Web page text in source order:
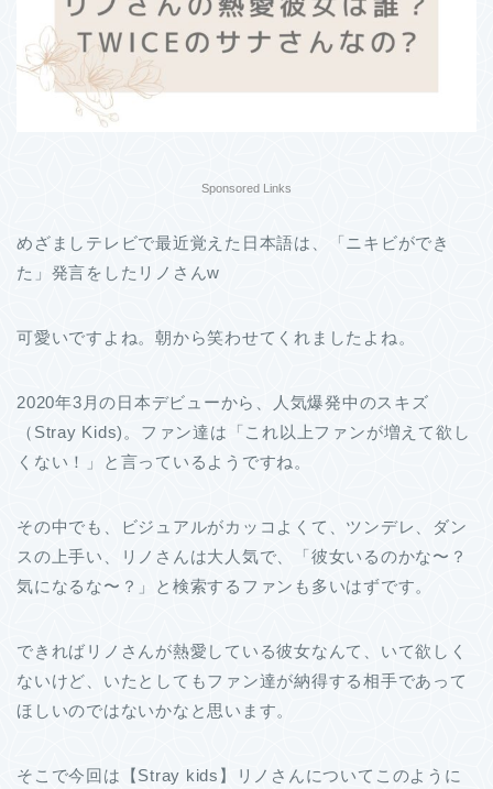
Sponsored Links
めざましテレビで最近覚えた日本語は、「ニキビができ
た」発言をしたリノさんw
可愛いですよね。朝から笑わせてくれましたよね。
2020年3月の日本デビューから、人気爆発中のスキズ
（Stray Kids)。ファン達は「これ以上ファンが増えて欲し
くない！」と言っているようですね。
その中でも、ビジュアルがカッコよくて、ツンデレ、ダン
スの上手い、リノさんは大人気で、「彼女いるのかな〜？
気になるな〜？」と検索するファンも多いはずです。
できればリノさんが熱愛している彼女なんて、いて欲しく
ないけど、いたとしてもファン達が納得する相手であって
ほしいのではないかなと思います。
そこで今回は【Stray kids】リノさんについてこのように